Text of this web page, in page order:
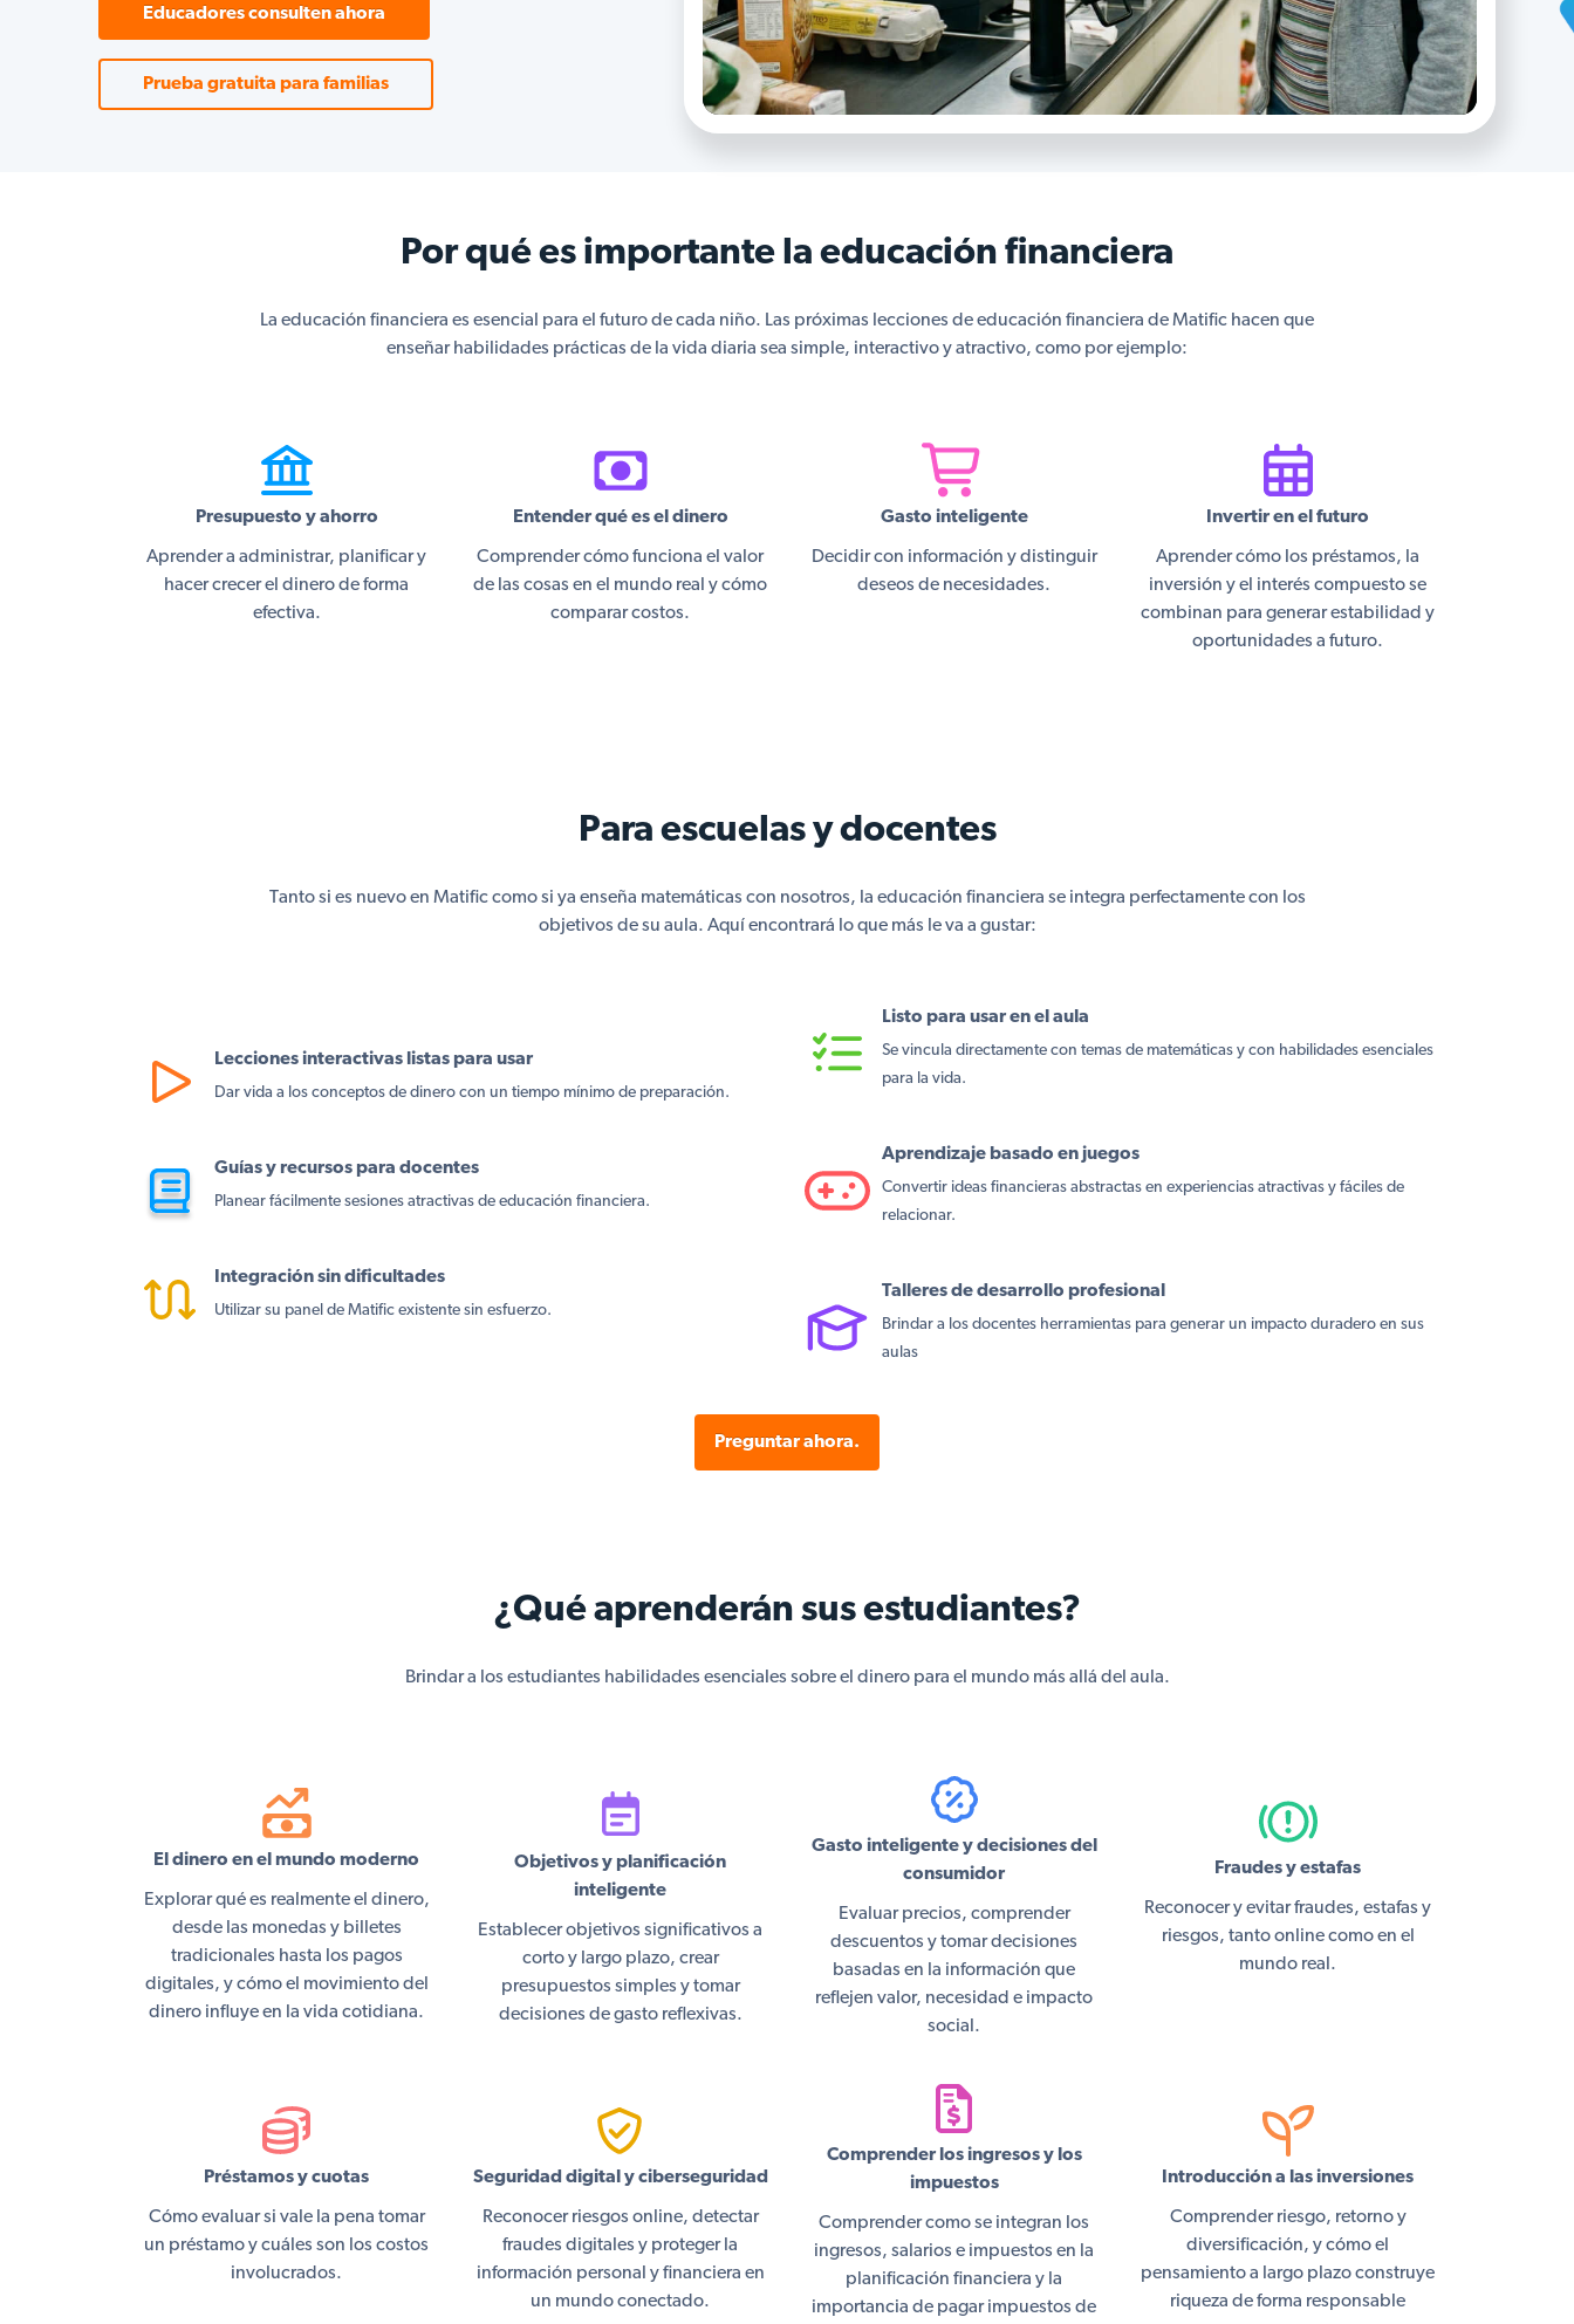
Educadores consulten ahora
Prueba gratuita para familias
Por qué es importante la educación financiera
La educación financiera es esencial para el futuro de cada niño. Las próximas lecciones de educación financiera de Matific hacen que
enseñar habilidades prácticas de la vida diaria sea simple, interactivo y atractivo, como por ejemplo:
Presupuesto y ahorro
Aprender a administrar, planificar y
hacer crecer el dinero de forma
efectiva.
Entender qué es el dinero
Comprender cómo funciona el valor
de las cosas en el mundo real y cómo
comparar costos.
Gasto inteligente
Decidir con información y distinguir
deseos de necesidades.
Invertir en el futuro
Aprender cómo los préstamos, la
inversión y el interés compuesto se
combinan para generar estabilidad y
oportunidades a futuro.
Para escuelas y docentes
Tanto si es nuevo en Matific como si ya enseña matemáticas con nosotros, la educación financiera se integra perfectamente con los
objetivos de su aula. Aquí encontrará lo que más le va a gustar:
Lecciones interactivas listas para usar
Dar vida a los conceptos de dinero con un tiempo mínimo de preparación.
Guías y recursos para docentes
Planear fácilmente sesiones atractivas de educación financiera.
Integración sin dificultades
Utilizar su panel de Matific existente sin esfuerzo.
Listo para usar en el aula
Se vincula directamente con temas de matemáticas y con habilidades esenciales
para la vida.
Aprendizaje basado en juegos
Convertir ideas financieras abstractas en experiencias atractivas y fáciles de
relacionar.
Talleres de desarrollo profesional
Brindar a los docentes herramientas para generar un impacto duradero en sus
aulas
Preguntar ahora.
¿Qué aprenderán sus estudiantes?
Brindar a los estudiantes habilidades esenciales sobre el dinero para el mundo más allá del aula.
El dinero en el mundo moderno
Explorar qué es realmente el dinero,
desde las monedas y billetes
tradicionales hasta los pagos
digitales, y cómo el movimiento del
dinero influye en la vida cotidiana.
Objetivos y planificación
inteligente
Establecer objetivos significativos a
corto y largo plazo, crear
presupuestos simples y tomar
decisiones de gasto reflexivas.
Gasto inteligente y decisiones del
consumidor
Evaluar precios, comprender
descuentos y tomar decisiones
basadas en la información que
reflejen valor, necesidad e impacto
social.
Fraudes y estafas
Reconocer y evitar fraudes, estafas y
riesgos, tanto online como en el
mundo real.
Préstamos y cuotas
Cómo evaluar si vale la pena tomar
un préstamo y cuáles son los costos
involucrados.
Seguridad digital y ciberseguridad
Reconocer riesgos online, detectar
fraudes digitales y proteger la
información personal y financiera en
un mundo conectado.
Comprender los ingresos y los
impuestos
Comprender como se integran los
ingresos, salarios e impuestos en la
planificación financiera y la
importancia de pagar impuestos de
Introducción a las inversiones
Comprender riesgo, retorno y
diversificación, y cómo el
pensamiento a largo plazo construye
riqueza de forma responsable